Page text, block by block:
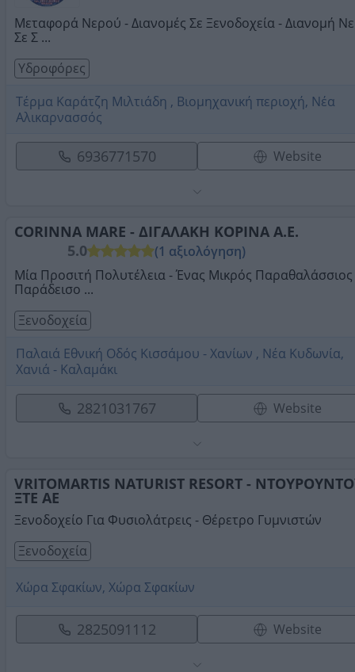
Μεταφορά Νερού - Διανομές Σε Ξενοδοχεία - Διανομή
Σε Σ ...
Υδροφόρες
Τέρμα Καράτζη Μιλτιάδη , Βιομηχανική περιοχή, Νέα
Αλικαρνασσός
6936771570 Website
CORINNA MARE - ΔΙΓΑΛΑΚΗ ΚΟΡΙΝΑ Α.Ε.
5.0
(1 αξιολόγηση)
Μία Προσιτή Πολυτέλεια - Ένας Μικρός Παραθαλάσσιος
Παράδεισο ...
Ξενοδοχεία
Παλαιά Εθνική Οδός Κισσάμου - Χανίων , Νέα Κυδωνία,
Χανιά - Καλαμάκι
2821031767 Website
VRITOMARTIS NATURIST RESORT -
ΞΤΕ ΑΕ
Ξενοδοχείο Για Φυσιολάτρεις - Θέρετρο Γυμνιστών
Ξενοδοχεία
Χώρα Σφακίων, Χώρα Σφακίων
2825091112 Website